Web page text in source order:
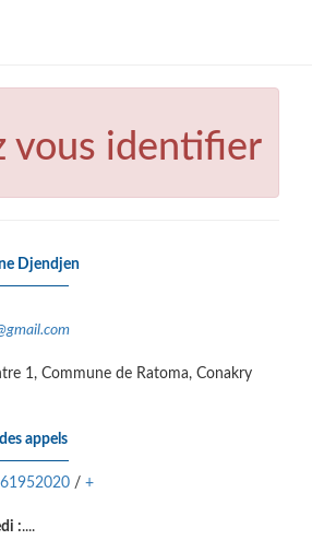
vous identifier
Djendjen
1, Commune de Ratoma, Conakry
appels
/ +
:....